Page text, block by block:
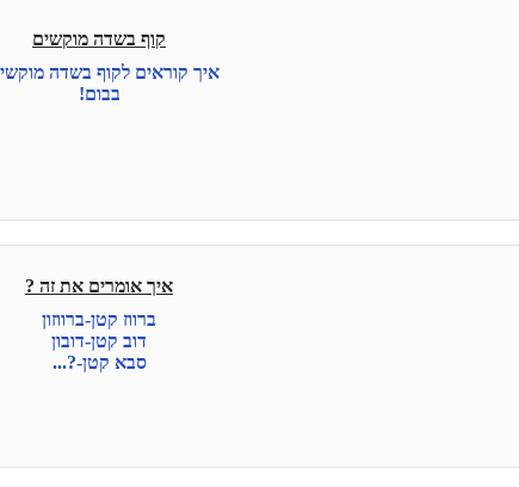
קוף בשדה מוקשים
איך קוראים לקוף בשדה
בבום!
איך אומרים את זה ?
ברווז קטן-ברווזון
דוב קטן-דובון
סבא קטן-?...